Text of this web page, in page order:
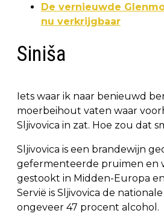
De vernieuwde
nu verkrijgbaar
Siniša
Iets waar ik naar benieuwd
moerbeihout vaten waar
Sljivovica in zat. Hoe zou dat
Sljivovica is een brandewijn
gefermenteerde pruimen en
gestookt in Midden-Europa
Servië is Sljivovica de
ongeveer 47 procent alcohol.